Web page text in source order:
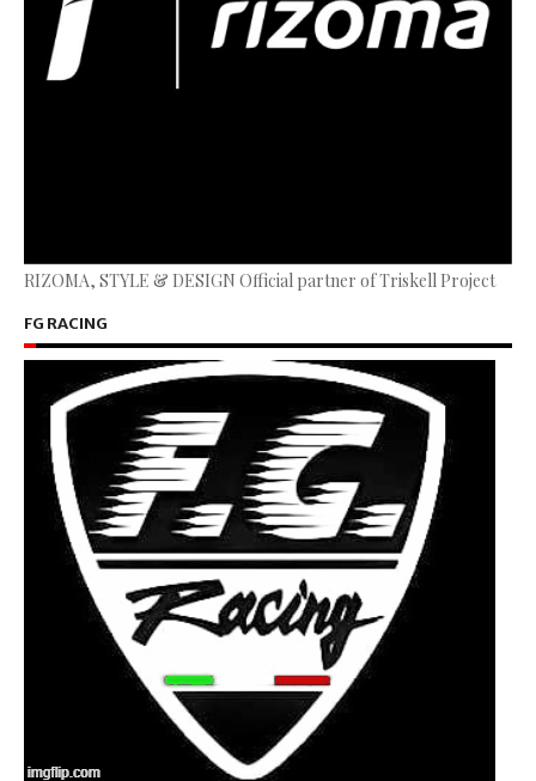
RIZOMA, STYLE & DESIGN Official partner of Triskell Project
FG RACING